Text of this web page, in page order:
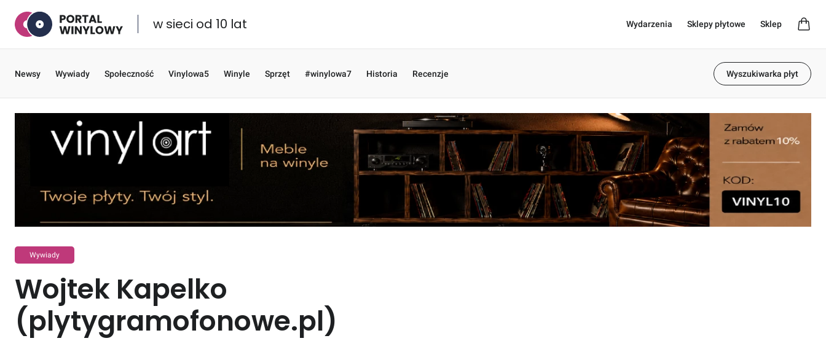
w sieci od 10 lat Wydarzenia Sklepy płytowe Sklep
Newsy Wywiady Społeczność Vinylowa5 Winyle Sprzęt #winylowa7 Historia Recenzje Wyszukiwarka płyt
Wywiady
Wojtek Kapelko
(plytygramofonowe.pl)